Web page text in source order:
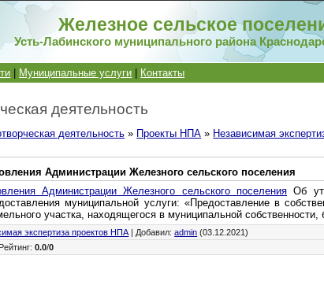
Железное сельское
Усть-Лабинского муниципального района
Муниципальные услуги Контакты
деятельность
деятельность » Проекты НПА » Независимая
Администрации Железного сельского поселения
Администрации Железного сельского поселения Об
муниципальной услуги: «Предоставление в
участка, находящегося в муниципальной собственности,
экспертиза проектов НПА Добавил:admin (03.12.2021)
Рейтинг:0.0/0